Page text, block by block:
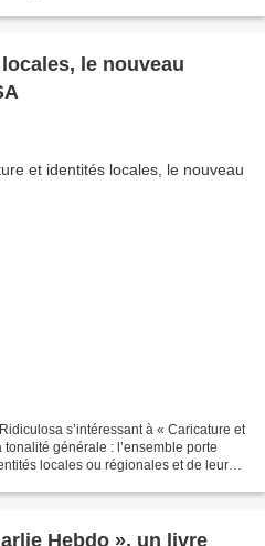
le nouveau
s’intéressant à « Caricature et
générale : l’ensemble porte
locales ou régionales et de leurs
Hebdo », un livre